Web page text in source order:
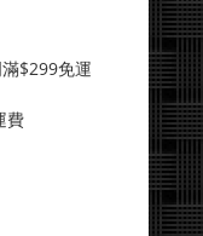
$299免運
費